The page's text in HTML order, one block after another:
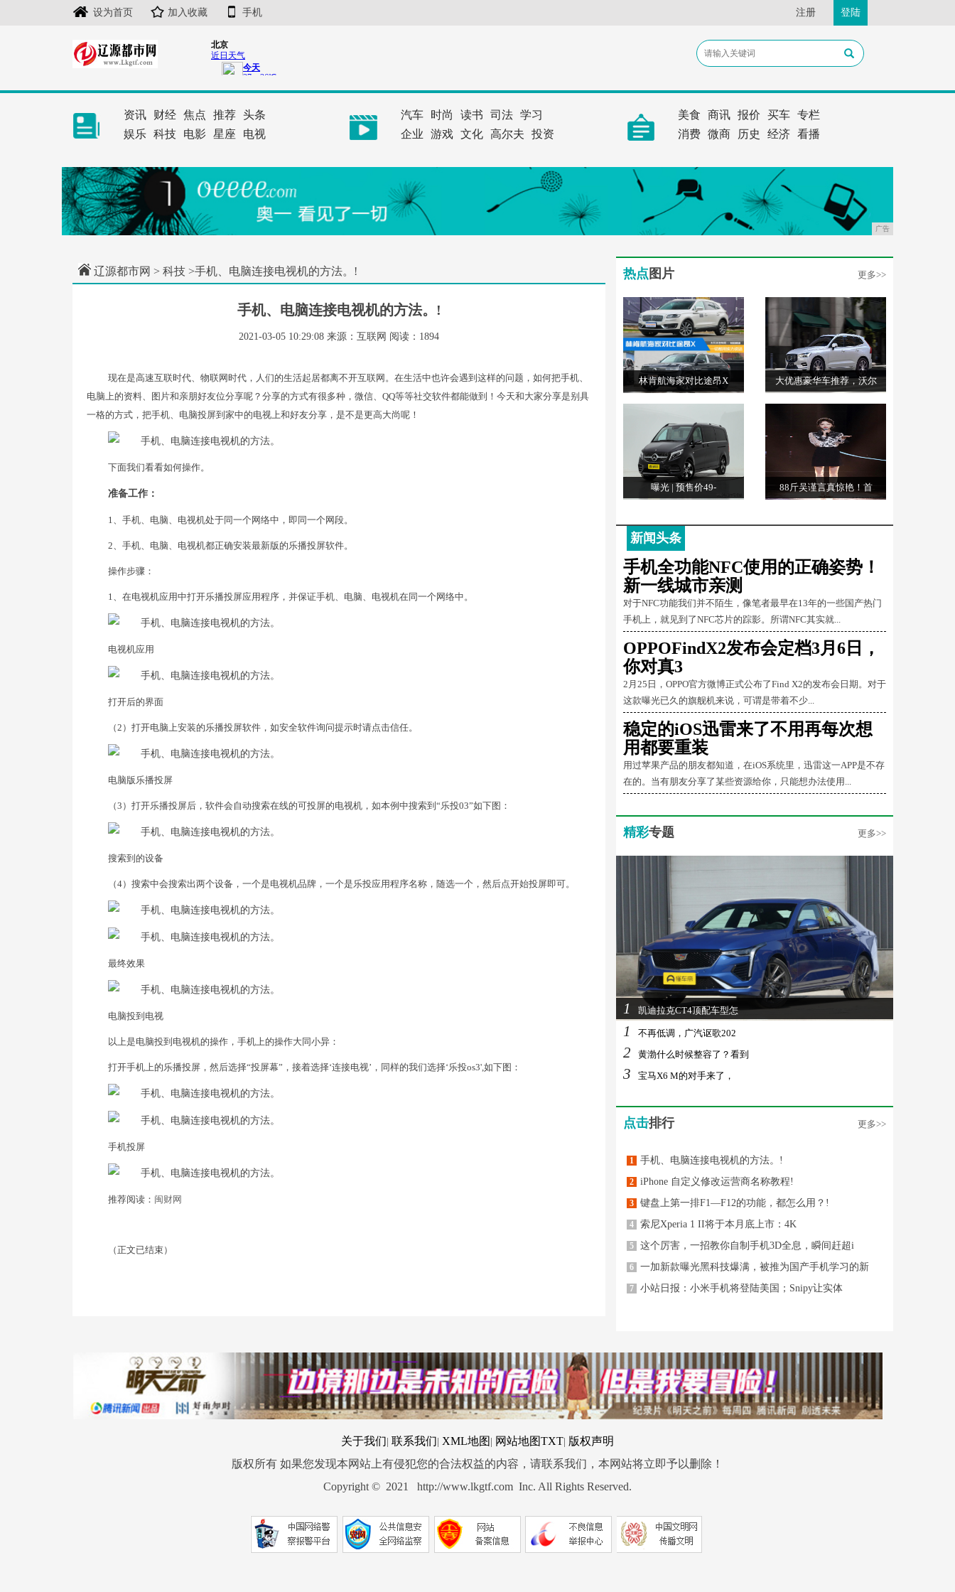
设为首页 加入收藏 手机 注册 登陆
资讯 财经 焦点 推荐 头条
娱乐 科技 电影 星座 电视
汽车 时尚 读书 司法 学习
企业
游戏 文化 高尔夫 投资
美食 商讯 报价 买车 专栏
消费 微商 历史 经济 看播
广告
辽源都市网 > 科技 >手机、电脑连接电视机的方法。!
手机、电脑连接电视机的方法。!
2021-03-05 10:29:08 来源：互联网 阅读：1894
现在是高速互联时代、物联网时代，人们的生活起居都离不开互联网。在生活中也许会遇到这样的问题，如何把手机、
电脑上的资料、图片和亲朋好友位分享呢？分享的方式有很多种，微信、QQ等等社交软件都能做到！今天和大家分享是别具
一格的方式，把手机、电脑投屏到家中的电视上和好友分享，是不是更高大尚呢！
下面我们看看如何操作。
准备工作：
1、手机、电脑、电视机处于同一个网络中，即同一个网段。
2、手机、电脑、电视机都正确安装最新版的乐播投屏软件。
操作步骤：
1、在电视机应用中打开乐播投屏应用程序，并保证手机、电脑、电视机在同一个网络中。
电视机应用
打开后的界面
（2）打开电脑上安装的乐播投屏软件，如安全软件询问提示时请点击信任。
电脑版乐播投屏
（3）打开乐播投屏后，软件会自动搜索在线的可投屏的电视机，如本例中搜索到“乐投03”如下图：
搜索到的设备
（4）搜索中会搜索出两个设备，一个是电视机品牌，一个是乐投应用程序名称，随选一个，然后点开始投屏即可。
最终效果
电脑投到电视
以上是电脑投到电视机的操作，手机上的操作大同小异：
打开手机上的乐播投屏，然后选择“投屏幕”，接着选择‘连接电视’，同样的我们选择‘乐投os3',如下图：
手机投屏
推荐阅读： 闽财网
（正文已结束）
热点 图片 更多>>
林肯航海家对比途昂X 大优惠豪华车推荐，沃尔
曝光 | 预售价49- 88斤吴谨言真惊艳！首
新闻头条
手机全功能NFC使用的正确姿势！
新一线城市亲测
对于NFC功能我们并不陌生，像笔者最早在13年的一些国产热门
手机上，就见到了NFC芯片的踪影。所谓NFC其实就...
OPPOFindX2发布会定档3月6日，
你对真3
2月25日，OPPO官方微博正式公布了Find X2的发布会日期。对于
这款曝光已久的旗舰机来说，可谓是带着不少...
稳定的iOS迅雷来了不用再每次想
用都要重装
用过苹果产品的朋友都知道，在iOS系统里，迅雷这一APP是不存
在的。当有朋友分享了某些资源给你，只能想办法使用...
精彩专题 更多>>
1 凯迪拉克CT4顶配车型怎
1 不再低调，广汽讴歌202
2 黄渤什么时候整容了？看到
3 宝马X6 M的对手来了，
点击排行 更多>>
1 手机、电脑连接电视机的方法。!
2 iPhone 自定义修改运营商名称教程!
3 键盘上第一排F1—F12的功能，都怎么用？!
4 索尼Xperia 1 II将于本月底上市：4K
5 这个厉害，一招教你自制手机3D全息，瞬间赶超i
6 一加新款曝光黑科技爆满，被推为国产手机学习的新
7 小站日报：小米手机将登陆美国；Snipy让实体
关于我们| 联系我们| XML地图 | 网站地图TXT| 版权声明
版权所有 如果您发现本网站上有侵犯您的合法权益的内容，请联系我们，本网站将立即予以删除！
Copyright © 2021 http://www.lkgtf.com Inc. All Rights Reserved.